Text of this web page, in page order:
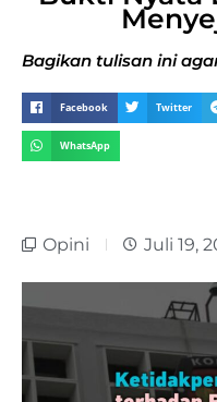
Bagikan tulisan ini
Facebook Twitter
WhatsApp
Opini Juli 19,